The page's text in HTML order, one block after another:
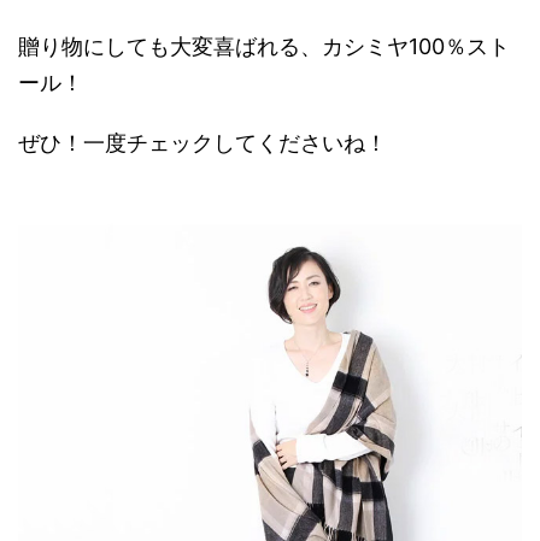
贈り物にしても大変喜ばれる、カシミヤ100％スト
ール！
ぜひ！一度チェックしてくださいね！